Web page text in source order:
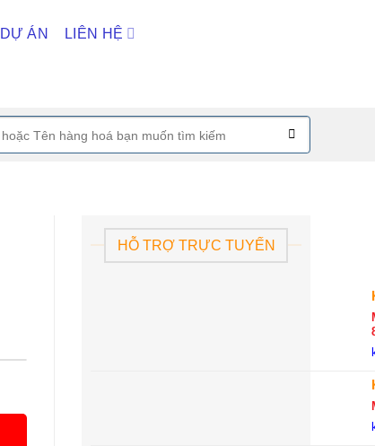
DỰ ÁN LIÊN HỆ
HỖ TRỢ TRỰC TUYẾN